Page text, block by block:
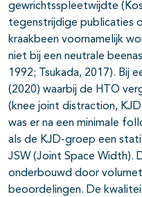
gewrichtsspleetwijdte
tegenstrijdige publicaties
kraakbeen voornamelijk
niet bij een neutrale
1992; Tsukada, 2017). Bij
(2020) waarbij de HTO
(knee joint distraction,
was er na een minimale
als de KJD-groep een
JSW (Joint Space Width).
onderbouwd door
beoordelingen. De